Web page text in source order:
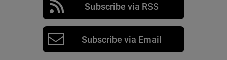
Subscribe via RSS
Subscribe via Email